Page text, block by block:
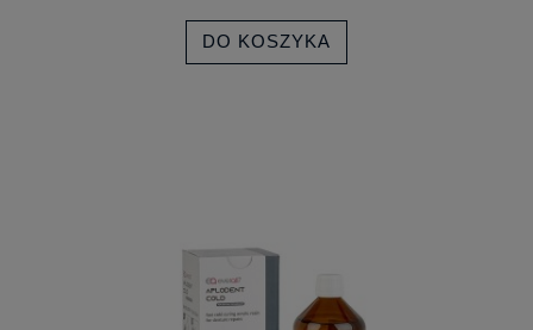
DO KOSZYKA